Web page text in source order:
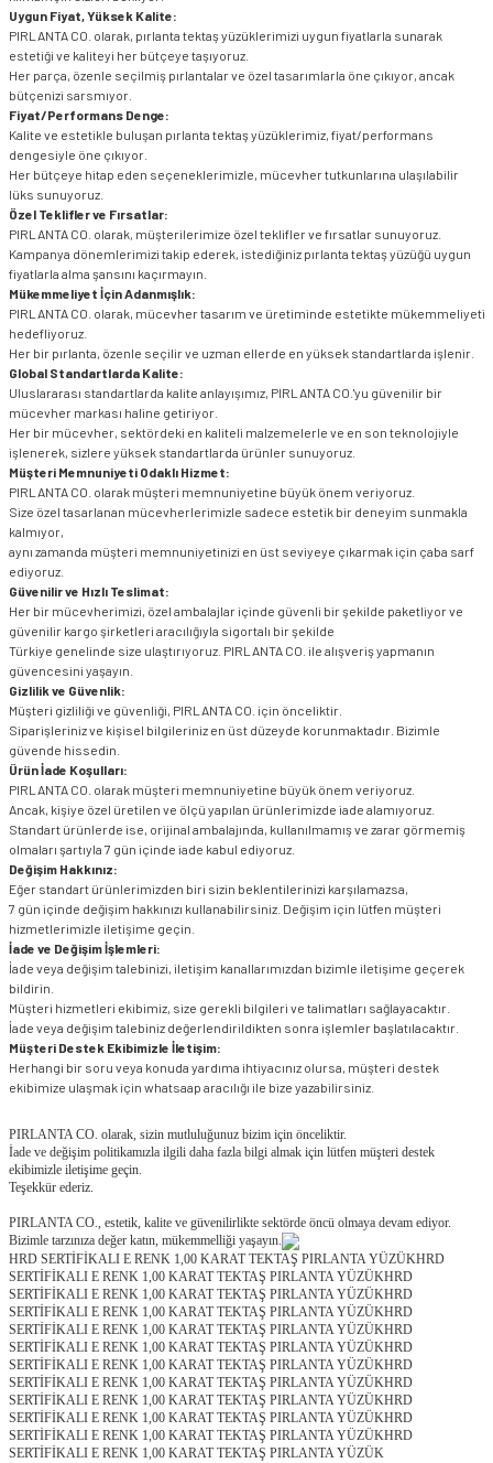
Uygun Fiyat, Yüksek Kalite:
PIRLANTA CO. olarak, pırlanta tektaş yüzüklerimizi uygun fiyatlarla sunarak
estetiği ve kaliteyi her bütçeye taşıyoruz.
Her parça, özenle seçilmiş pırlantalar ve özel tasarımlarla öne çıkıyor, ancak
bütçenizi sarsmıyor.
Fiyat/Performans Denge:
Kalite ve estetikle buluşan pırlanta tektaş yüzüklerimiz, fiyat/performans
dengesiyle öne çıkıyor.
Her bütçeye hitap eden seçeneklerimizle, mücevher tutkunlarına ulaşılabilir
lüks sunuyoruz.
Özel Teklifler ve Fırsatlar:
PIRLANTA CO. olarak, müşterilerimize özel teklifler ve fırsatlar sunuyoruz.
Kampanya dönemlerimizi takip ederek, istediğiniz pırlanta tektaş yüzüğü uygun
fiyatlarla alma şansını kaçırmayın.
Mükemmeliyet İçin Adanmışlık:
PIRLANTA CO. olarak, mücevher tasarım ve üretiminde estetikte mükemmeliyeti
hedefliyoruz.
Her bir pırlanta, özenle seçilir ve uzman ellerde en yüksek standartlarda işlenir.
Global Standartlarda Kalite:
Uluslararası standartlarda kalite anlayışımız, PIRLANTA CO.'yu güvenilir bir
mücevher markası haline getiriyor.
Her bir mücevher, sektördeki en kaliteli malzemelerle ve en son teknolojiyle
işlenerek, sizlere yüksek standartlarda ürünler sunuyoruz.
Müşteri Memnuniyeti Odaklı Hizmet:
PIRLANTA CO. olarak müşteri memnuniyetine büyük önem veriyoruz.
Size özel tasarlanan mücevherlerimizle sadece estetik bir deneyim sunmakla
kalmıyor,
aynı zamanda müşteri memnuniyetinizi en üst seviyeye çıkarmak için çaba sarf
ediyoruz.
Güvenilir ve Hızlı Teslimat:
Her bir mücevherimizi, özel ambalajlar içinde güvenli bir şekilde paketliyor ve
güvenilir kargo şirketleri aracılığıyla sigortalı bir şekilde
Türkiye genelinde size ulaştırıyoruz. PIRLANTA CO. ile alışveriş yapmanın
güvencesini yaşayın.
Gizlilik ve Güvenlik:
Müşteri gizliliği ve güvenliği, PIRLANTA CO. için önceliktir.
Siparişleriniz ve kişisel bilgileriniz en üst düzeyde korunmaktadır. Bizimle
güvende hissedin.
Ürün İade Koşulları:
PIRLANTA CO. olarak müşteri memnuniyetine büyük önem veriyoruz.
Ancak, kişiye özel üretilen ve ölçü yapılan ürünlerimizde iade alamıyoruz.
Standart ürünlerde ise, orijinal ambalajında, kullanılmamış ve zarar görmemiş
olmaları şartıyla 7 gün içinde iade kabul ediyoruz.
Değişim Hakkınız:
Eğer standart ürünlerimizden biri sizin beklentilerinizi karşılamazsa,
7 gün içinde değişim hakkınızı kullanabilirsiniz. Değişim için lütfen müşteri
hizmetlerimizle iletişime geçin.
İade ve Değişim İşlemleri:
İade veya değişim talebinizi, iletişim kanallarımızdan bizimle iletişime geçerek
bildirin.
Müşteri hizmetleri ekibimiz, size gerekli bilgileri ve talimatları sağlayacaktır.
İade veya değişim talebiniz değerlendirildikten sonra işlemler başlatılacaktır.
Müşteri Destek Ekibimizle İletişim:
Herhangi bir soru veya konuda yardıma ihtiyacınız olursa, müşteri destek
ekibimize ulaşmak için whatsaap aracılığı ile bize yazabilirsiniz.
PIRLANTA CO. olarak, sizin mutluluğunuz bizim için önceliktir.
İade ve değişim politikamızla ilgili daha fazla bilgi almak için lütfen müşteri destek
ekibimizle iletişime geçin.
Teşekkür ederiz.
PIRLANTA CO., estetik, kalite ve güvenilirlikte sektörde öncü olmaya devam ediyor.
Bizimle tarzınıza değer katın, mükemmelliği yaşayın.
HRD SERTİFİKALI E RENK 1,00 KARAT TEKTAŞ PIRLANTA YÜZÜKHRD
SERTİFİKALI E RENK 1,00 KARAT TEKTAŞ PIRLANTA YÜZÜKHRD
SERTİFİKALI E RENK 1,00 KARAT TEKTAŞ PIRLANTA YÜZÜKHRD
SERTİFİKALI E RENK 1,00 KARAT TEKTAŞ PIRLANTA YÜZÜKHRD
SERTİFİKALI E RENK 1,00 KARAT TEKTAŞ PIRLANTA YÜZÜKHRD
SERTİFİKALI E RENK 1,00 KARAT TEKTAŞ PIRLANTA YÜZÜKHRD
SERTİFİKALI E RENK 1,00 KARAT TEKTAŞ PIRLANTA YÜZÜKHRD
SERTİFİKALI E RENK 1,00 KARAT TEKTAŞ PIRLANTA YÜZÜKHRD
SERTİFİKALI E RENK 1,00 KARAT TEKTAŞ PIRLANTA YÜZÜKHRD
SERTİFİKALI E RENK 1,00 KARAT TEKTAŞ PIRLANTA YÜZÜKHRD
SERTİFİKALI E RENK 1,00 KARAT TEKTAŞ PIRLANTA YÜZÜKHRD
SERTİFİKALI E RENK 1,00 KARAT TEKTAŞ PIRLANTA YÜZÜK